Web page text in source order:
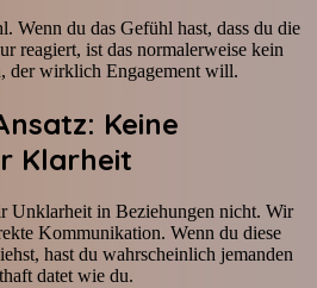
Wenn du das Gefühl hast, dass du die
reagiert, ist das normalerweise kein
der wirklich Engagement will.
Keine
Klarheit
Unklarheit in Beziehungen nicht. Wir
Kommunikation. Wenn du diese
hast du wahrscheinlich jemanden
datet wie du.